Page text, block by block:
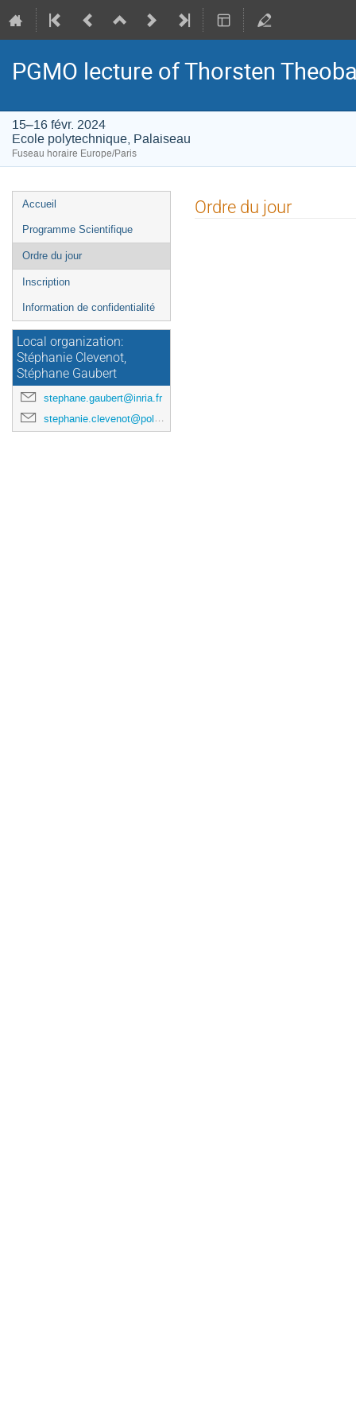
PGMO lecture of Thorsten
15–16 févr. 2024
Ecole polytechnique, Palaiseau
Fuseau horaire Europe/Paris
Menu
de
l'événement
Accueil
Programme Scientifique
Ordre du jour
Inscription
Information de confidentialité
Local organization:
Stéphanie Clevenot,
Stéphane Gaubert
stephane.gaubert@inria.fr
stephanie.clevenot@polytechnique.edu
Ordre du jour